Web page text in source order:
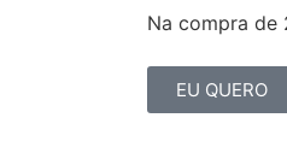
Na compra de
EU QUERO